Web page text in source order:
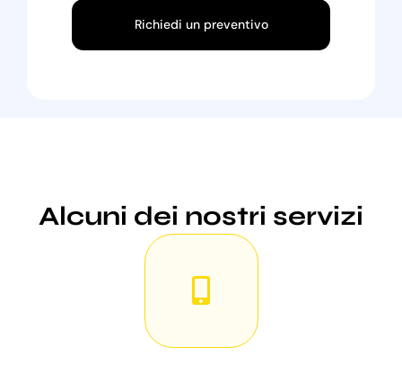
Richiedi un preventivo
Alcuni dei nostri servizi